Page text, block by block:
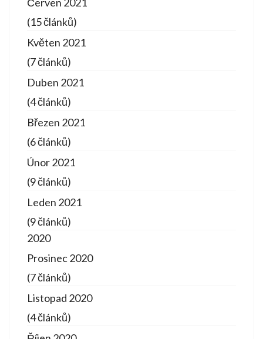
(15 článků)
Květen 2021
(7 článků)
Duben 2021
(4 článků)
Březen 2021
(6 článků)
Únor 2021
(9 článků)
Leden 2021
(9 článků)
2020
Prosinec 2020
(7 článků)
Listopad 2020
(4 článků)